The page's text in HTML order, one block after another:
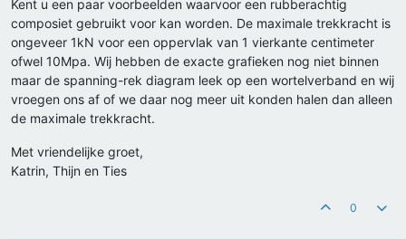
Kent u een paar voorbeelden waarvoor een rubberachtig
composiet gebruikt voor kan worden. De maximale trekkracht is
ongeveer 1kN voor een oppervlak van 1 vierkante centimeter
ofwel 10Mpa. Wij hebben de exacte grafieken nog niet binnen
maar de spanning-rek diagram leek op een wortelverband en wij
vroegen ons af of we daar nog meer uit konden halen dan alleen
de maximale trekkracht.
Met vriendelijke groet,
Katrin, Thijn en Ties
0